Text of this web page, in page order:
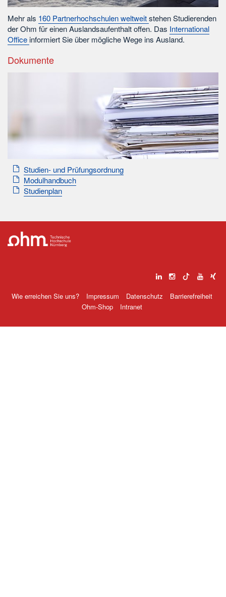
Mehr als 160 Partnerhochschulen weltweitstehen Studierenden
der Ohm für einen Auslandsaufenthalt offen. Das International
Officeinformiert Sie über mögliche Wege ins Ausland.
Dokumente
Studien- und Prüfungsordnung
Modulhandbuch
Studienplan
Wie erreichen Sie uns? Impressum Datenschutz
Barrierefreiheit
Ohm-Shop
Intranet